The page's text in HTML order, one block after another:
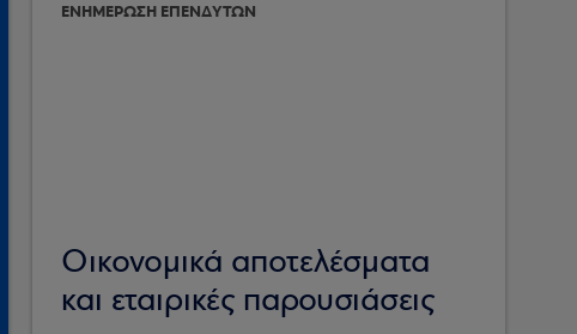
ΕΝΗΜΕΡΩΣΗ ΕΠΕΝΔΥΤΩΝ
Οικονομικά αποτελέσματα
και εταιρικές παρουσιάσεις